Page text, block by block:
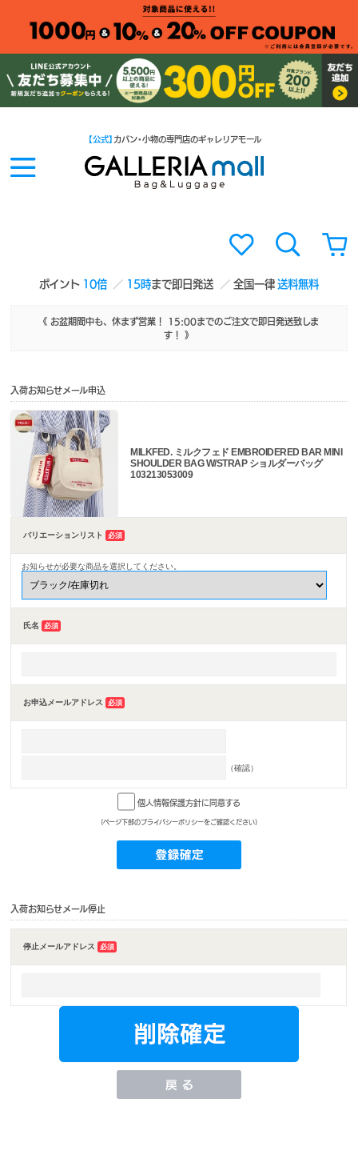
ポイント 10倍 15時まで即日発送 全国一律送料無料
【公式】 カバン・小物の専門店のギャレリアモール
《 お盆期間中も、休まず営業！ 15:00までのご注文で即日発送致しま
す！ 》
入荷お知らせメール申込
MILKFED. ミルクフェド EMBROIDERED BAR MINI
SHOULDER BAG W/STRAP ショルダーバッグ
103213053009
バリエーションリスト 必須
お知らせが必要な商品を選択してください。
氏名 必須
お申込メールアドレス 必須
（確認）
個人情報保護方針に同意する
(ページ下部のプライバシーポリシーをご確認ください)
入荷お知らせメール停止
停止メールアドレス 必須